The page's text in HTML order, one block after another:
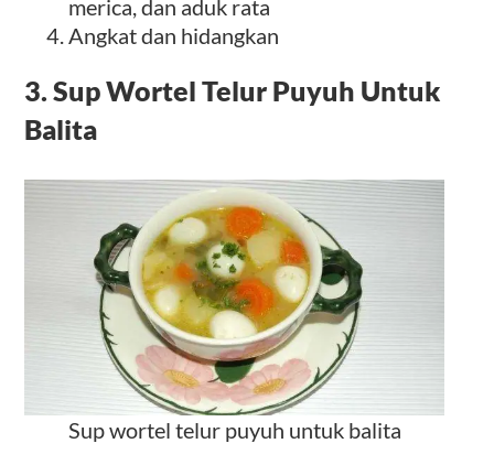
merica, dan aduk rata
Angkat dan hidangkan
3. Sup Wortel Telur Puyuh Untuk
Balita
Sup wortel telur puyuh untuk balita